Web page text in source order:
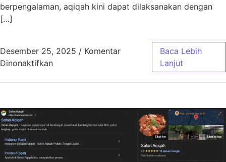
berpengalaman, aqiqah kini dapat dilaksanakan dengan
[…]
Desember 25, 2025 / Komentar
Dinonaktifkanpada Aqiqah Bandung Jasa Masak
Baca Lebih
Lanjut